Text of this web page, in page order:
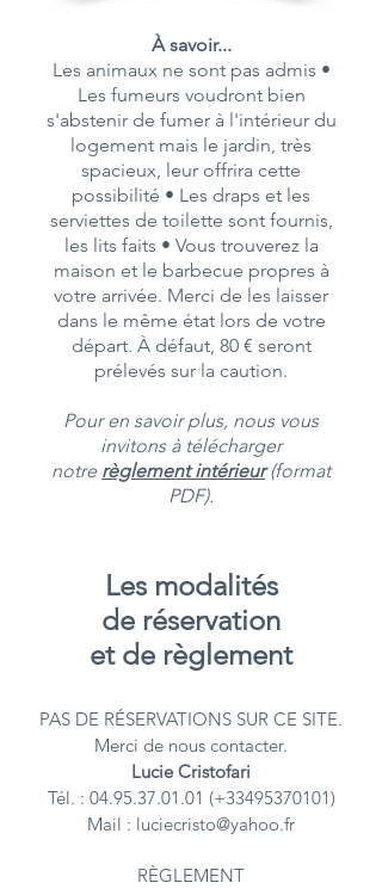
À savoir...
Les animaux ne sont pas admis •
Les fumeurs voudront bien
s'abstenir de fumer à l'intérieur du
logement mais le jardin, très
spacieux, leur offrira cette
possibilité • Les draps et les
serviettes de toilette sont fournis,
les lits faits • Vous trouverez la
maison et le barbecue propres à
votre arrivée. Merci de les laisser
dans le même état lors de votre
départ. À défaut, 80 € seront
prélevés sur la caution.
Pour en savoir plus, nous vous
invitons à télécharger
notre règlement intérieur(format
PDF).
Les modalités
de réservation
et de règlement
PAS DE RÉSERVATIONS SUR CE SITE.
Merci de nous contacter.
Lucie Cristofari
Tél. : 04.95.37.01.01 (+33495370101)
Mail : luciecristo@yahoo.fr
RÈGLEMENT